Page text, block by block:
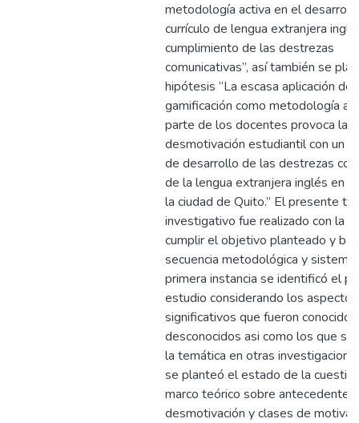
metodología activa en el
currículo de lengua extranjera
cumplimiento de las destrezas
comunicativas”, así también se
hipótesis “La escasa aplicación de
gamificación como metodología
parte de los docentes provoca la
desmotivación estudiantil con un
de desarrollo de las destrezas
de la lengua extranjera inglés en
la ciudad de Quito.” El presente
investigativo fue realizado con la
cumplir el objetivo planteado y
secuencia metodológica y
primera instancia se identificó el
estudio considerando los
significativos que fueron
desconocidos asi como los que se
la temática en otras
se planteó el estado de la
marco teórico sobre antecedentes,
desmotivación y clases de